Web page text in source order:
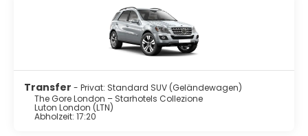
Transfer - Privat: Standard SUV (Geländewagen)
The Gore London – Starhotels Collezione
Luton London (LTN)
Abholzeit: 17:20